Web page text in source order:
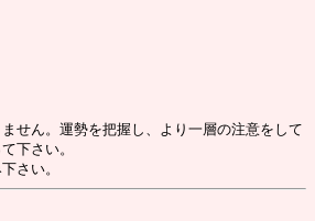
せん。運勢を把握し、より一層の注意をして
下さい。
さい。